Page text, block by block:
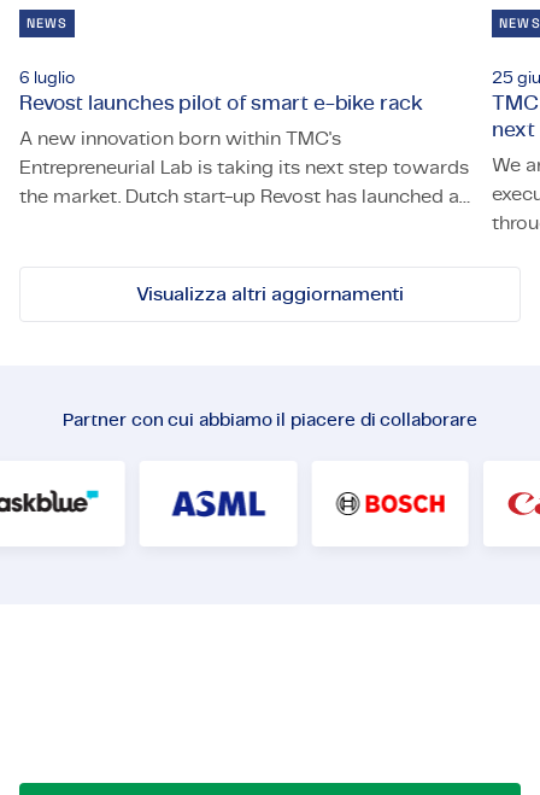
NEWS
6 luglio
Revost launches pilot of smart e-bike rack
A new innovation born within TMC's
Entrepreneurial Lab is taking its next step towards
the market. Dutch start-up Revost has launched a
allow employees of the university's Campus &
NEWS
25
next
We
Visualizza altri aggiornamenti
Partner con cui abbiamo il piacere di collaborare